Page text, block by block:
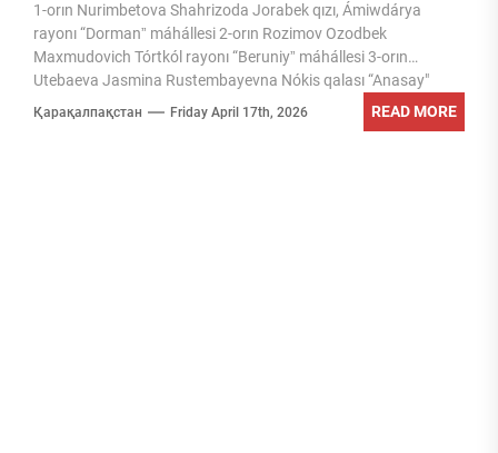
Qaraqalpaqstan Respublikası
basqıshı 10-14 jas kategoriyası
jeńimpazları menen tanısıń
1-orın Nurimbetova Shahrizoda Jorabek qızı, Ámiwdárya
rayonı “Dormanˮ máhállesi 2-orın Rozimov Ozodbek
Maxmudovich Tórtkól rayonı “Beruniyˮ máhállesi 3-orın
Utebaeva Jasmina Rustembayevna Nókis qalası “Anasay"
máhállesi...
Қарақалпақстан Friday April 17th, 2026 READ MORE